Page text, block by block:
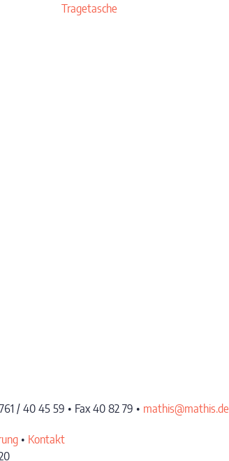
Tragetasche
/ 40 45 59 • Fax 40 82 79 • mathis@mathis.de
• Kontakt